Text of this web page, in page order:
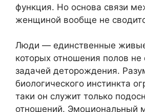
функция. Но основа связи
женщиной вообще не
Люди — единственные
которых отношения полов не
задачей деторождения.
биологического инстинкта
таки он служит только
отношений. Эмоциональный